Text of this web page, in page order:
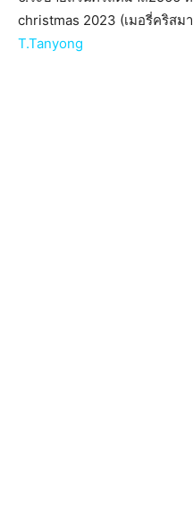
christmas 2023 (เมอรี่คริสม
T.Tanyong